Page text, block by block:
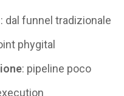
: dal funnel tradizionale
phygital
: pipeline poco